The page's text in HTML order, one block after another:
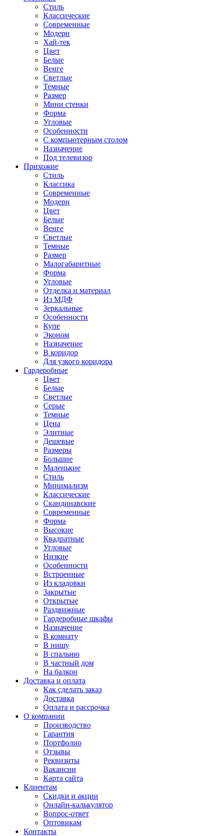
Стиль
Классические
Современные
Модерн
Хай-тек
Цвет
Белые
Венге
Светлые
Темные
Размер
Мини стенки
Форма
Угловые
Особенности
С компьютерным столом
Назначение
Под телевизор
Прихожие
Стиль
Классика
Современные
Модерн
Цвет
Белые
Венге
Светлые
Темные
Размер
Малогабаритные
Форма
Угловые
Отделка и материал
Из МДФ
Зеркальные
Особенности
Купе
Эконом
Назначение
В коридор
Для узкого коридора
Гардеробные
Цвет
Белые
Светлые
Серые
Темные
Цена
Элитные
Дешевые
Размеры
Большие
Маленькие
Стиль
Минимализм
Классические
Скандинавские
Современные
Форма
Высокие
Квадратные
Угловые
Низкие
Особенности
Встроенные
Из кладовки
Закрытые
Открытые
Раздвижные
Гардеробные шкафы
Назначение
В комнату
В нишу
В спальню
В частный дом
На балкон
Доставка и оплата
Как сделать заказ
Доставка
Оплата и рассрочка
О компании
Производство
Гарантия
Портфолио
Отзывы
Реквизиты
Вакансии
Карта сайта
Клиентам
Скидки и акции
Онлайн-калькулятор
Вопрос-ответ
Оптовикам
Контакты